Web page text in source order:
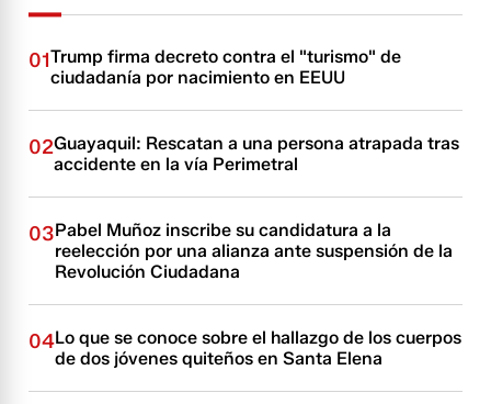
01Trump firma decreto contra el "turismo" de
ciudadanía por nacimiento en EEUU
02Guayaquil: Rescatan a una persona atrapada tras
accidente en la vía Perimetral
03Pabel Muñoz inscribe su candidatura a la
reelección por una alianza ante suspensión de la
Revolución Ciudadana
04Lo que se conoce sobre el hallazgo de los cuerpos
de dos jóvenes quiteños en Santa Elena